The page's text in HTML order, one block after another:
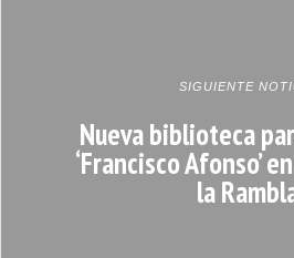
SIGUIENTE
Nueva biblioteca
‘Francisco Afonso’
la